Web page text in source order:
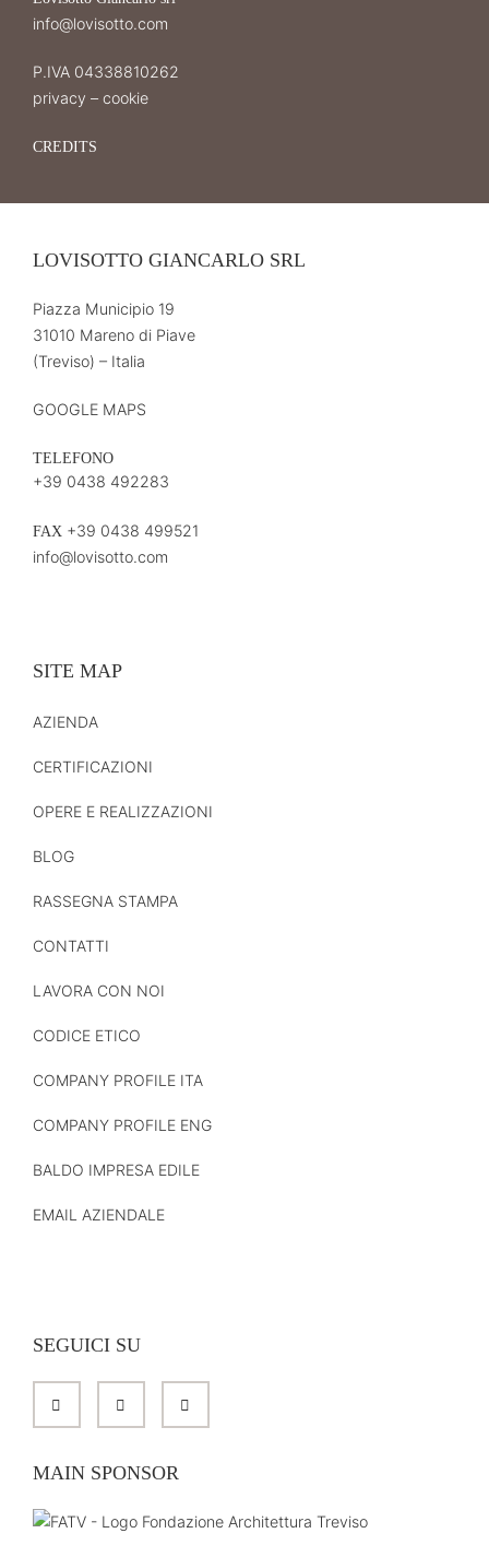
info@lovisotto.com
P.IVA 04338810262
privacy – cookie
CREDITS
LOVISOTTO GIANCARLO SRL
Piazza Municipio 19
31010 Mareno di Piave
(Treviso) – Italia
GOOGLE MAPS
TELEFONO
+39 0438 492283
FAX +39 0438 499521
info@lovisotto.com
SITE MAP
AZIENDA
CERTIFICAZIONI
OPERE E REALIZZAZIONI
BLOG
RASSEGNA STAMPA
CONTATTI
LAVORA CON NOI
CODICE ETICO
COMPANY PROFILE ITA
COMPANY PROFILE ENG
BALDO IMPRESA EDILE
EMAIL AZIENDALE
SEGUICI SU
MAIN SPONSOR